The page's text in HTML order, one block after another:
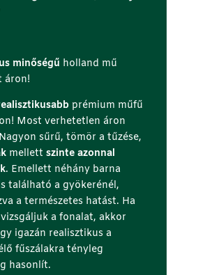
minőségű holland mű
áron!
prémium műfű
Most verhetetlen áron
sűrű, tömör a tűzése,
mellett szinte azonnal
. Emellett néhány barna
található a gyökerénél,
a természetes hatást. Ha
a fonalat, akkor
igazán realisztikus a
fűszálakra tényleg
hasonlít.